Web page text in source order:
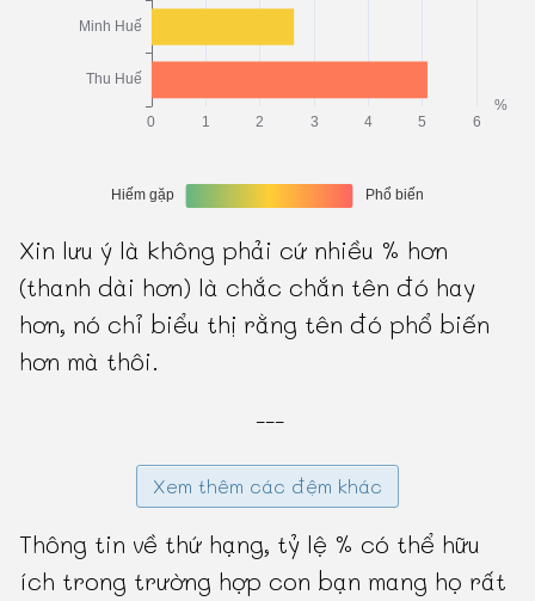
Xin lưu ý là không phải cứ nhiều % hơn
(thanh dài hơn) là chắc chắn tên đó hay
hơn, nó chỉ biểu thị rằng tên đó phổ biến
hơn mà thôi.
---
Xem thêm các đệm khác
Thông tin về thứ hạng, tỷ lệ % có thể hữu
ích trong trường hợp con bạn mang họ rất